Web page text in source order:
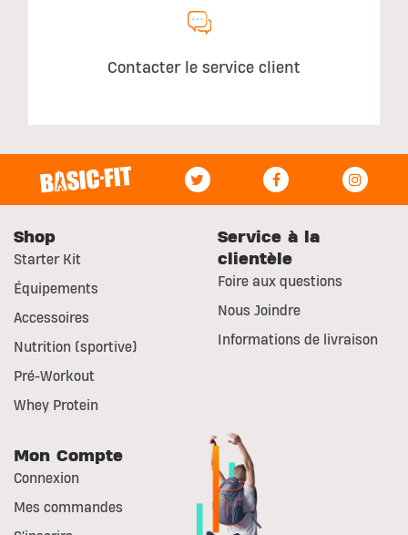
Contacter le service client
Shop
Starter Kit
Équipements
Accessoires
Nutrition (sportive)
Pré-Workout
Whey Protein
Service à la
clientèle
Foire aux questions
Nous Joindre
Informations de livraison
Mon Compte
Connexion
Mes commandes